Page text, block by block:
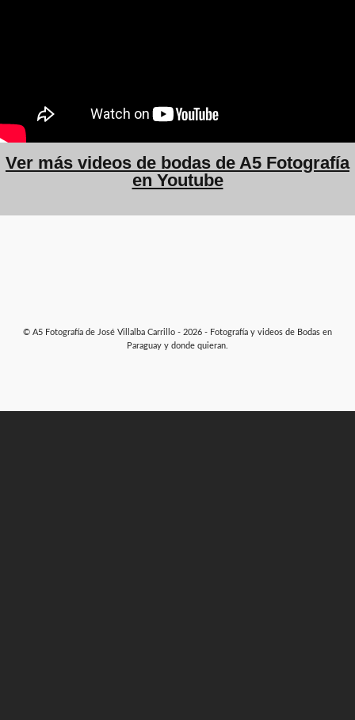
Ver más videos de bodas de A5 Fotografía
en Youtube
© A5 Fotografía de José Villalba Carrillo - 2026 - Fotografía y videos de Bodas en
Paraguay y donde quieran.